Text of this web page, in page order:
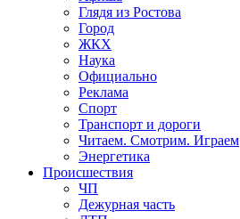
Глядя из Ростова
Город
ЖКХ
Наука
Официально
Реклама
Спорт
Транспорт и дороги
Читаем. Смотрим. Играем
Энергетика
Происшествия
ЧП
Дежурная часть